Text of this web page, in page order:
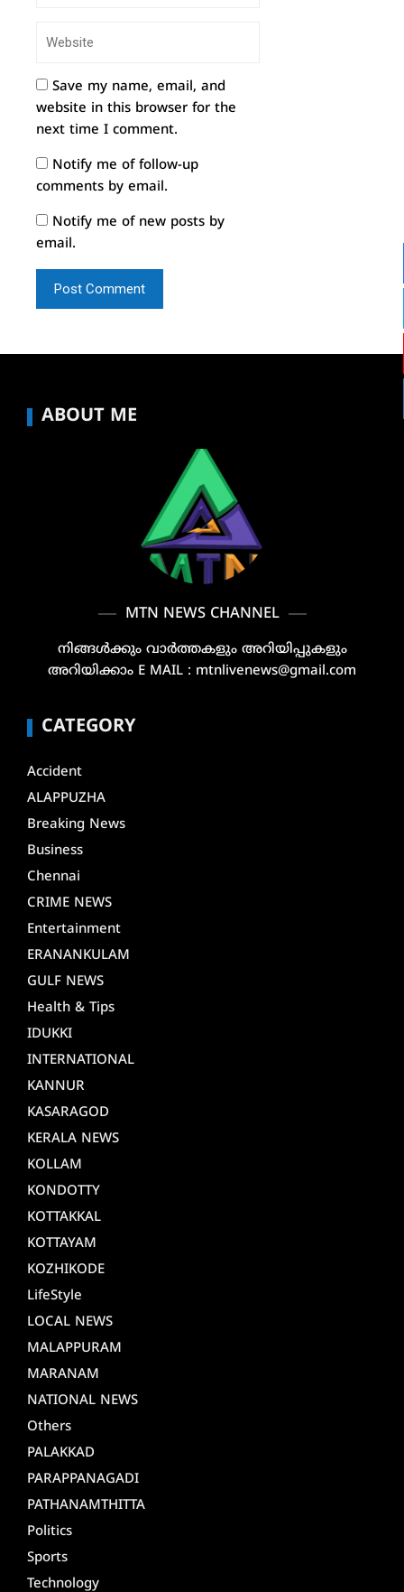
Save my name, email, and
website in this browser for the
next time I comment.
Notify me of follow-up
comments by email.
Notify me of new posts by
email.
ABOUT ME
MTN NEWS CHANNEL
നിങ്ങൾക്കും വാർത്തകളും അറിയിപ്പുകളും
അറിയിക്കാം E MAIL : mtnlivenews@gmail.com
CATEGORY
Accident
ALAPPUZHA
Breaking News
Business
Chennai
CRIME NEWS
Entertainment
ERANANKULAM
GULF NEWS
Health & Tips
IDUKKI
INTERNATIONAL
KANNUR
KASARAGOD
KERALA NEWS
KOLLAM
KONDOTTY
KOTTAKKAL
KOTTAYAM
KOZHIKODE
LifeStyle
LOCAL NEWS
MALAPPURAM
MARANAM
NATIONAL NEWS
Others
PALAKKAD
PARAPPANAGADI
PATHANAMTHITTA
Politics
Sports
Technology